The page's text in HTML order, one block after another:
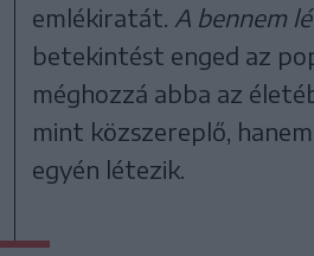
emlékiratát. A bennem
betekintést enged az
méghozzá abba az
mint közszereplő,
egyén létezik.